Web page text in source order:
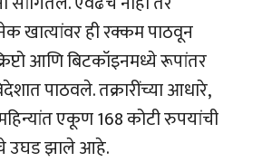
खात्यांवर ही रक्कम पाठवून
आणि बिटकॉइनमध्ये रूपांतर
पाठवले. तक्रारींच्या आधारे,
एकूण 168 कोटी रुपयांची
झाले आहे.